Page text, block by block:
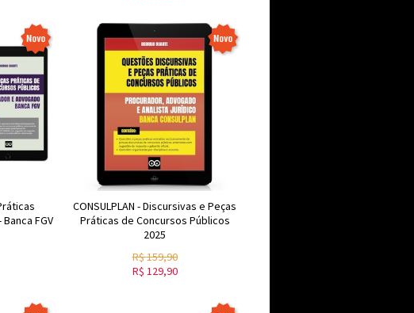
FGV
CONSULPLAN - Discursivas e Peças
Práticas de Concursos Públicos
2025
R$159,90
R$ 129,90